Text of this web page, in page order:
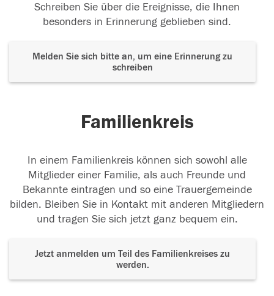
Schreiben Sie über die Ereignisse, die Ihnen
besonders in Erinnerung geblieben sind.
Melden Sie sich bitte an, um eine Erinnerung zu
schreiben
Familienkreis
In einem Familienkreis können sich sowohl alle
Mitglieder einer Familie, als auch Freunde und
Bekannte eintragen und so eine Trauergemeinde
bilden. Bleiben Sie in Kontakt mit anderen Mitgliedern
und tragen Sie sich jetzt ganz bequem ein.
Jetzt anmelden um Teil des Familienkreises zu
werden.